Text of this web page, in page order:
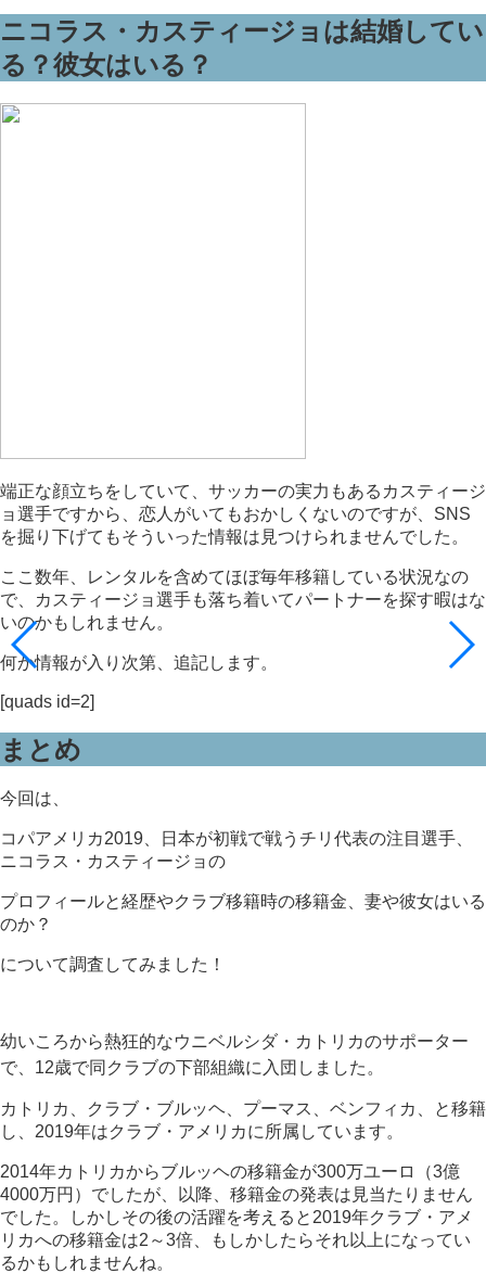
ニコラス・カスティージョは結婚してい
る？彼女はいる？
端正な顔立ちをしていて、サッカーの実力もあるカスティージ
ョ選手ですから、恋人がいてもおかしくないのですが、SNS
を掘り下げてもそういった情報は見つけられませんでした。
ここ数年、レンタルを含めてほぼ毎年移籍している状況なの
で、カスティージョ選手も落ち着いてパートナーを探す暇はな
いのかもしれません。
何か情報が入り次第、追記します。
[quads id=2]
まとめ
今回は、
コパアメリカ2019、日本が初戦で戦うチリ代表の注目選手、
ニコラス・カスティージョの
プロフィールと経歴やクラブ移籍時の移籍金、妻や彼女はいる
のか？
について調査してみました！
幼いころから熱狂的なウニベルシダ・カトリカのサポーター
で、12歳で同クラブの下部組織に入団しました。
カトリカ、クラブ・ブルッヘ、プーマス、ベンフィカ、と移籍
し、2019年はクラブ・アメリカに所属しています。
2014年カトリカからブルッヘの移籍金が300万ユーロ（3億
4000万円）でしたが、以降、移籍金の発表は見当たりません
でした。しかしその後の活躍を考えると2019年クラブ・アメ
リカへの移籍金は2～3倍、もしかしたらそれ以上になってい
るかもしれませんね。